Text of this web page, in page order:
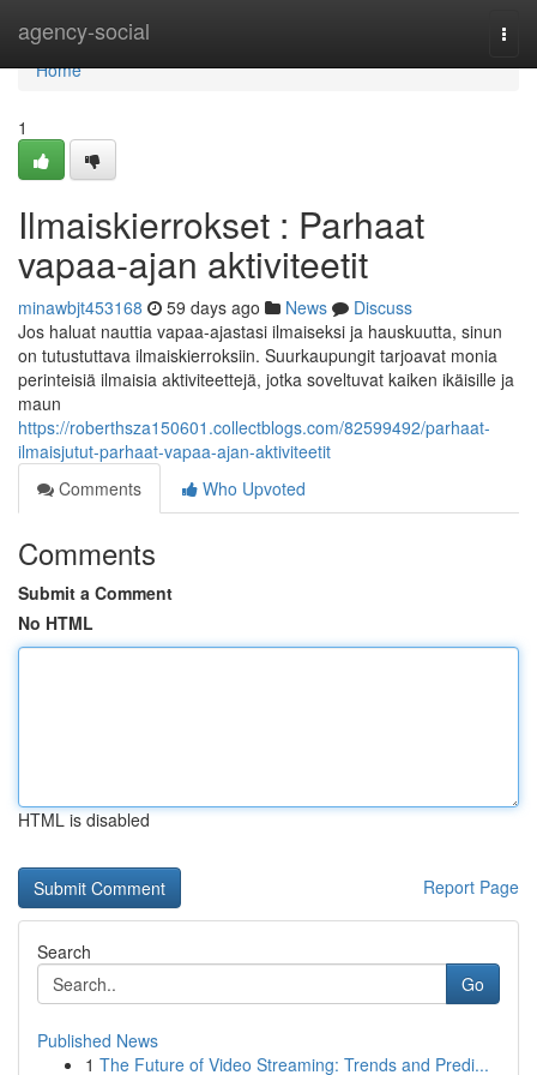
agency-social
Home
Home
1
Ilmaiskierrokset : Parhaat
vapaa-ajan aktiviteetit
minawbjt453168 59 days ago News
Discuss
Jos haluat nauttia vapaa-ajastasi ilmaiseksi ja hauskuutta, sinun
on tutustuttava ilmaiskierroksiin. Suurkaupungit tarjoavat monia
perinteisiä ilmaisia aktiviteettejä, jotka soveltuvat kaiken ikäisille ja
maun
https://roberthsza150601.collectblogs.com/82599492/parhaat-
ilmaisjutut-parhaat-vapaa-ajan-aktiviteetit
Comments
Who Upvoted
Comments
Submit a Comment
No HTML
HTML is disabled
Report Page
Search
Go
Published News
1 The Future of Video Streaming: Trends and Predi...